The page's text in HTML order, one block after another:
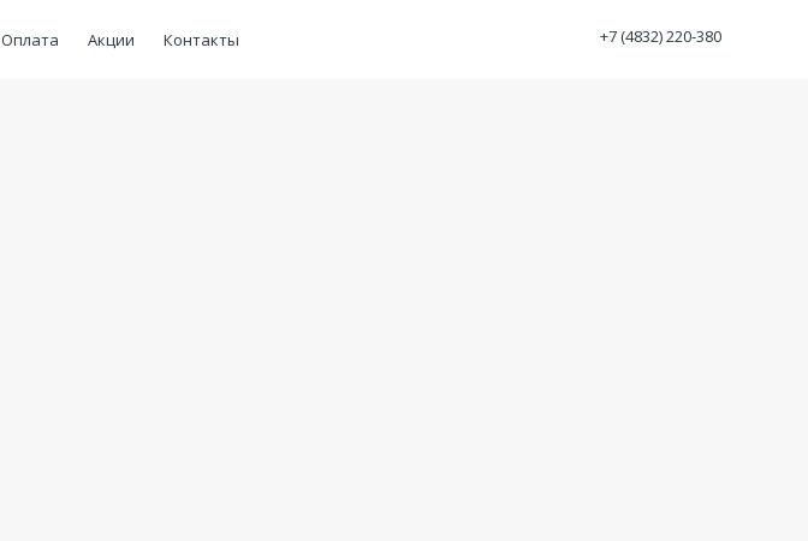
Оплата Акции Контакты +7 (4832) 220-380